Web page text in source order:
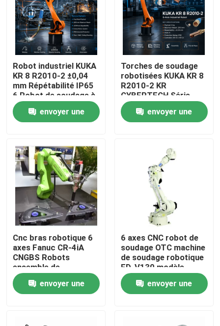
À la maison
Produits
Vidéos
Visite de l'usine
Contrôle de la qualité
Nous contacter
Blog
Demandez un devis
Robot industriel KUKA
KR 8 R2010-2 ±0,04
mm Répétabilité IP65
6 Robot de soudage à
arc à axe et armoire
de commande KR C4
KR C5 KR C5-2
envoyer une
Torches de soudage
robotisées KUKA KR 8
R2010-2 KR
CYBERTECH Série
Charge utile 8 kg
Portée 2013 mm
Robot industriel 6
envoyer une
Cnc bras robotique 6
axes Fanuc CR-4iA
CNGBS Robots
ensemble de
vêtements de
collaboration robot
soudage
envoyer une
6 axes CNC robot de
soudage OTC machine
de soudage robotique
FD-V130 modèle
2.139m portée
envoyer une